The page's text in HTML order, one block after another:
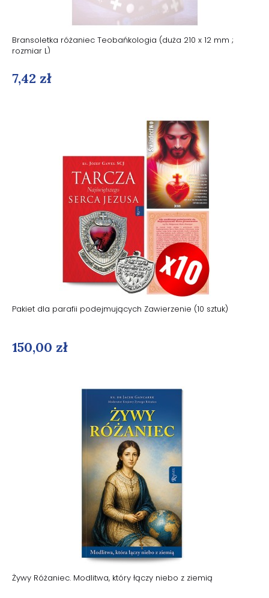
Bransoletka różaniec Teobańkologia (duża 210 x 12 mm ;
rozmiar L)
7,42 zł
Pakiet dla parafii podejmujących Zawierzenie (10 sztuk)
150,00 zł
Żywy Różaniec. Modlitwa, który łączy niebo z ziemią